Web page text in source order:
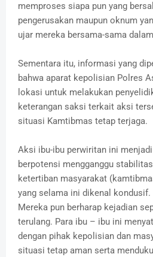
memproses siapa pun yang
pengerusakan maupun oknum
ujar mereka bersama-sama
Sementara itu, informasi yang
bahwa aparat kepolisian Polres
lokasi untuk melakukan
keterangan saksi terkait aksi
situasi Kamtibmas tetap terjaga.
Aksi ibu-ibu perwiritan ini
berpotensi mengganggu
ketertiban masyarakat
yang selama ini dikenal kondusif.
Mereka pun berharap kejadian
terulang. Para ibu – ibu ini
dengan pihak kepolisian dan
situasi tetap aman serta